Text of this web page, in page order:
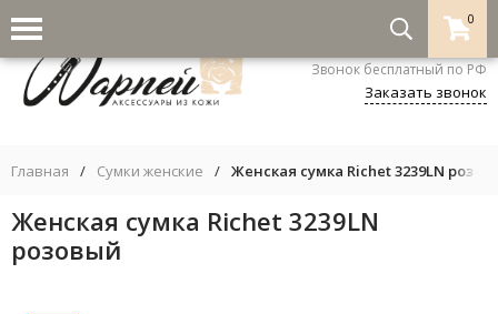
0
8-800-333-5530
Звонок бесплатный по РФ
Заказать звонок
Главная / Сумки женские / Женская сумка Richet 3239LN
Женская сумка Richet 3239LN
розовый